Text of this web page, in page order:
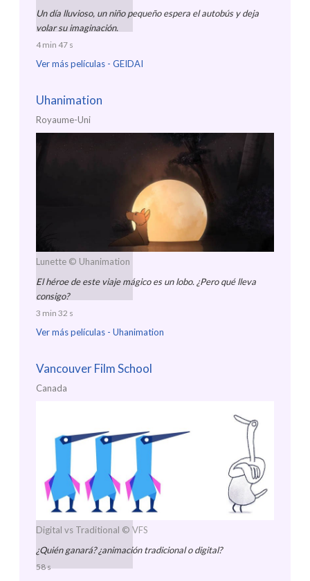
Un día lluvioso, un niño pequeño espera el autobús y deja
volar su imaginación.
4 min 47 s
Ver más películas - GEIDAI
Uhanimation
Royaume-Uni
Lunette © Uhanimation
El héroe de este viaje mágico es un lobo. ¿Pero qué lleva
consigo?
3 min 32 s
Ver más películas - Uhanimation
Vancouver Film School
Canada
Digital vs Traditional © VFS
¿Quién ganará? ¿animación tradicional o digital?
58 s